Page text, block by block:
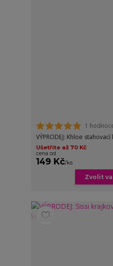
1
VÝPRODEJ: Khloe
Ušetříte až 70 Kč
cena od
149 Kč/ks
Zvolit